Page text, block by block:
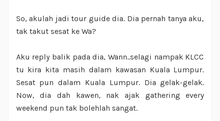
So, akulah jadi tour guide dia. Dia pernah tanya aku,
tak takut sesat ke Wa?
Aku reply balik pada dia, Wann..selagi nampak KLCC
tu kira kita masih dalam kawasan Kuala Lumpur.
Sesat pun dalam Kuala Lumpur. Dia gelak-gelak.
Now, dia dah kawen, nak ajak gathering every
weekend pun tak bolehlah sangat.